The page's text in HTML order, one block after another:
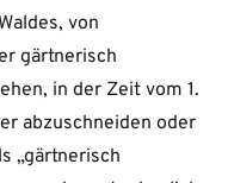
von
gärtnerisch
in der Zeit vom 1.
abzuschneiden oder
„gärtnerisch